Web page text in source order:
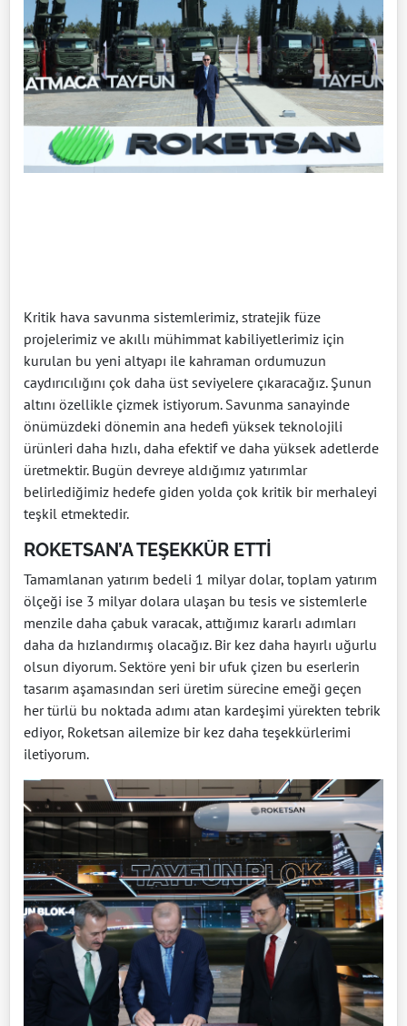
Kritik hava savunma sistemlerimiz, stratejik füze
projelerimiz ve akıllı mühimmat kabiliyetlerimiz için
kurulan bu yeni altyapı ile kahraman ordumuzun
caydırıcılığını çok daha üst seviyelere çıkaracağız. Şunun
altını özellikle çizmek istiyorum. Savunma sanayinde
önümüzdeki dönemin ana hedefi yüksek teknolojili
ürünleri daha hızlı, daha efektif ve daha yüksek adetlerde
üretmektir. Bugün devreye aldığımız yatırımlar
belirlediğimiz hedefe giden yolda çok kritik bir merhaleyi
teşkil etmektedir.
ROKETSAN’A TEŞEKKÜR ETTİ
Tamamlanan yatırım bedeli 1 milyar dolar, toplam yatırım
ölçeği ise 3 milyar dolara ulaşan bu tesis ve sistemlerle
menzile daha çabuk varacak, attığımız kararlı adımları
daha da hızlandırmış olacağız. Bir kez daha hayırlı uğurlu
olsun diyorum. Sektöre yeni bir ufuk çizen bu eserlerin
tasarım aşamasından seri üretim sürecine emeği geçen
her türlü bu noktada adımı atan kardeşimi yürekten tebrik
ediyor, Roketsan ailemize bir kez daha teşekkürlerimi
iletiyorum.